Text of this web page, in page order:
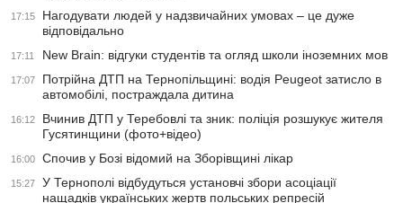
17:15
Нагодувати людей у надзвичайних умовах – це дуже
відповідально
17:11 New Brain: відгуки студентів та огляд школи іноземних мов
17:07
Потрійна ДТП на Тернопільщині: водія Peugeot затисло в
автомобілі, постраждала дитина
16:12
Вчинив ДТП у Теребовлі та зник: поліція розшукує жителя
Гусятинщини (фото+відео)
16:00 Спочив у Бозі відомий на Зборівщині лікар
15:27
У Тернополі відбудуться установчі збори асоціації
нащадків українських жертв польських репресій